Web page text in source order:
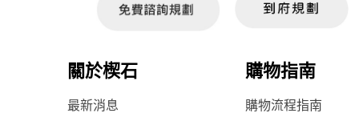
關於楔石 購物指南
最新消息 購物流程指南